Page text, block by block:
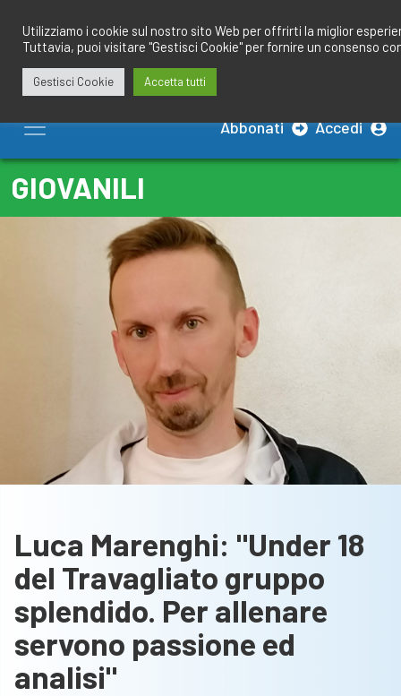
contenuto
Abbonati Accedi
GIOVANILI
Luca Marenghi: "Under 18
del Travagliato gruppo
splendido. Per allenare
servono passione ed
analisi"
Utilizziamo i cookie sul nostro sito Web per offrirti la miglior
Tuttavia, puoi visitare "Gestisci Cookie" per fornire un consenso
Gestisci Cookie Accetta tutti